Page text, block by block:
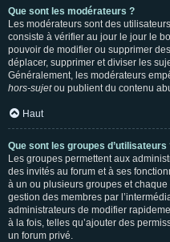
Que sont les modérateurs ?
Les modérateurs sont des
consiste à vérifier au jour le jour le
pouvoir de modifier ou supprimer
déplacer, supprimer et diviser les
Généralement, les modérateurs
hors-sujetou publient du contenu
Haut
Que sont les groupes d’utilisateurs
Les groupes permettent aux
des invités au forum et à ses
à un ou plusieurs groupes et
gestion des membres par
administrateurs de modifier
à la fois, telles qu’ajouter des
un forum privé.